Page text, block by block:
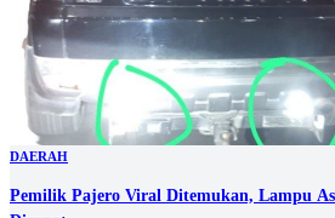
DAERAH
Pemilik Pajero Viral Ditemukan, Lampu